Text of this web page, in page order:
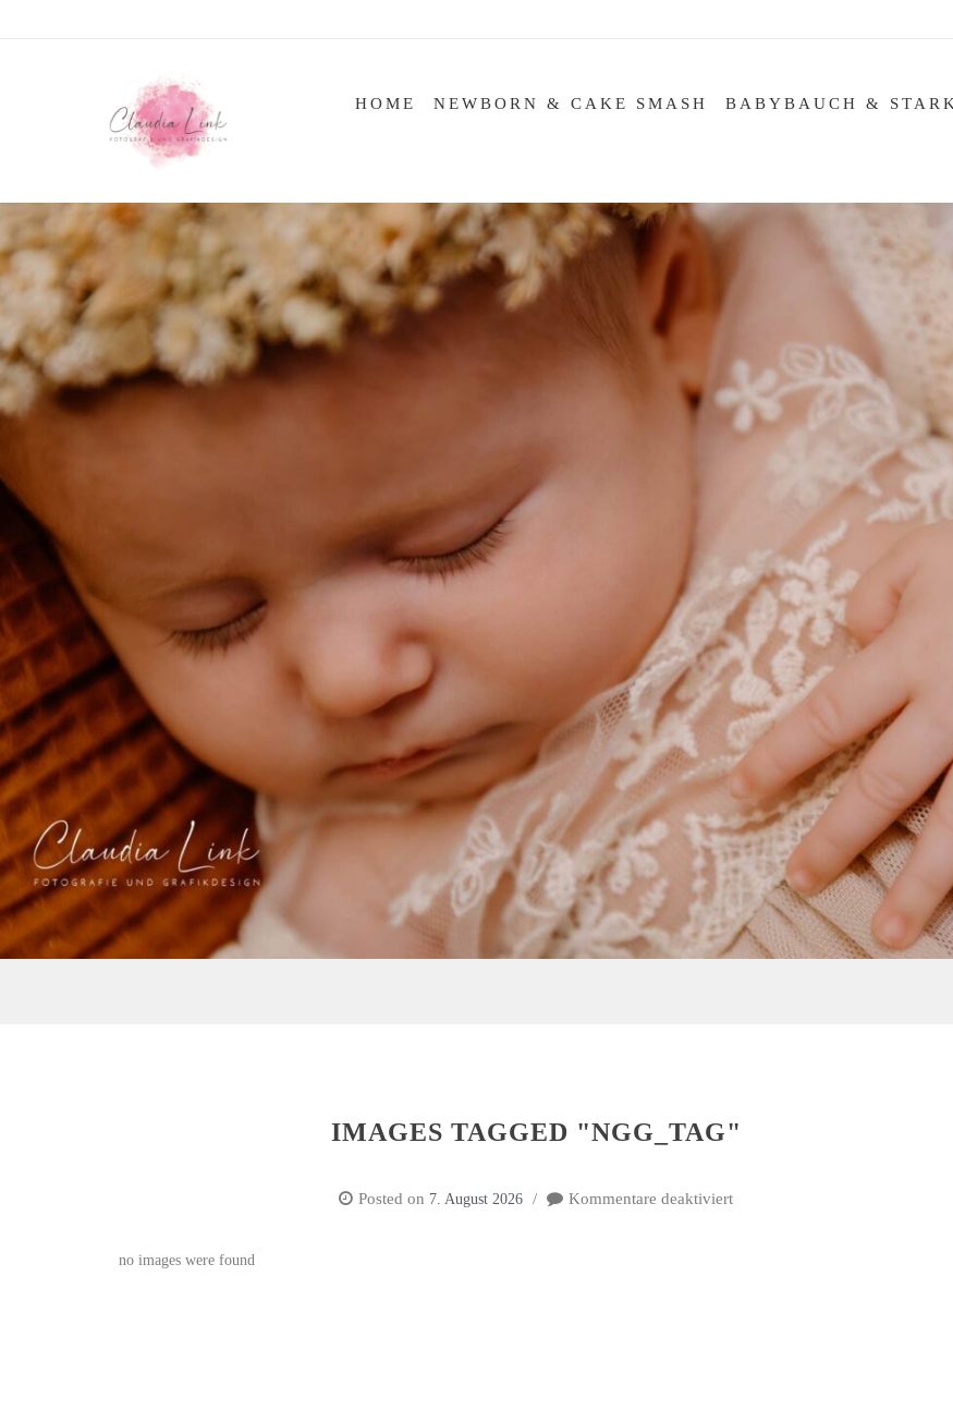
HOME NEWBORN & CAKE SMASH BABYBAUCH &
IMAGES TAGGED "NGG_TAG"
Posted on 7. August 2026 Kommentare deaktiviertfür
no images were found